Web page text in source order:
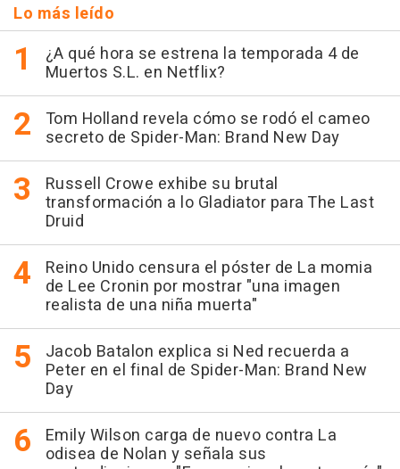
Lo más leído
¿A qué hora se estrena la temporada 4 de
Muertos S.L. en Netflix?
Tom Holland revela cómo se rodó el cameo
secreto de Spider-Man: Brand New Day
Russell Crowe exhibe su brutal
transformación a lo Gladiator para The Last
Druid
Reino Unido censura el póster de La momia
de Lee Cronin por mostrar "una imagen
realista de una niña muerta"
Jacob Batalon explica si Ned recuerda a
Peter en el final de Spider-Man: Brand New
Day
Emily Wilson carga de nuevo contra La
odisea de Nolan y señala sus